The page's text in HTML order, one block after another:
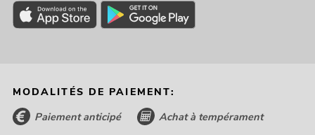
MODALITÉS DE PAIEMENT:
Paiement anticipé Achat à tempérament